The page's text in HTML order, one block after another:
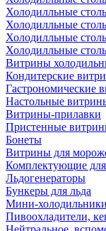
Холодилльные
Холодилльные
Холодилльные
Холодилльные
Витрины
Кондитерские
Гастрономические
Настольные
Витрины-прилавки
Пристенные
Бонеты
Витрины для
Комплектующие
Льдогенераторы
Бункеры для льда
Мини-
Пивоохладители,